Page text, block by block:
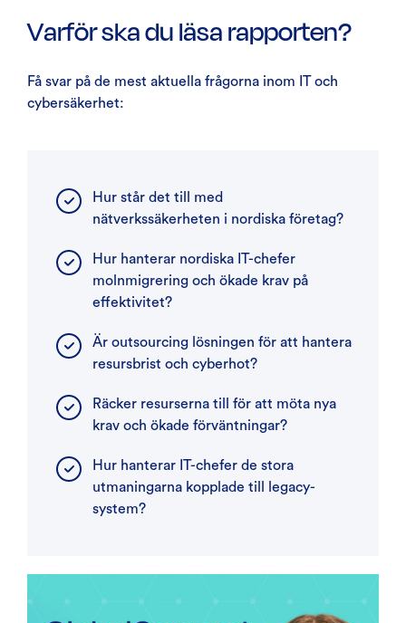
Varför ska du läsa rapporten?
Få svar på de mest aktuella frågorna inom IT och
cybersäkerhet:
Hur står det till med
nätverkssäkerheten i nordiska företag?
Hur hanterar nordiska IT-chefer
molnmigrering och ökade krav på
effektivitet?
Är outsourcing lösningen för att hantera
resursbrist och cyberhot?
Räcker resurserna till för att möta nya
krav och ökade förväntningar?
Hur hanterar IT-chefer de stora
utmaningarna kopplade till legacy-
system?